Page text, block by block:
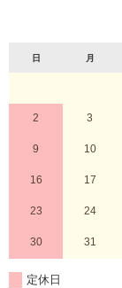
日 月
2 3
9 10
16 17
23 24
30 31
定休日